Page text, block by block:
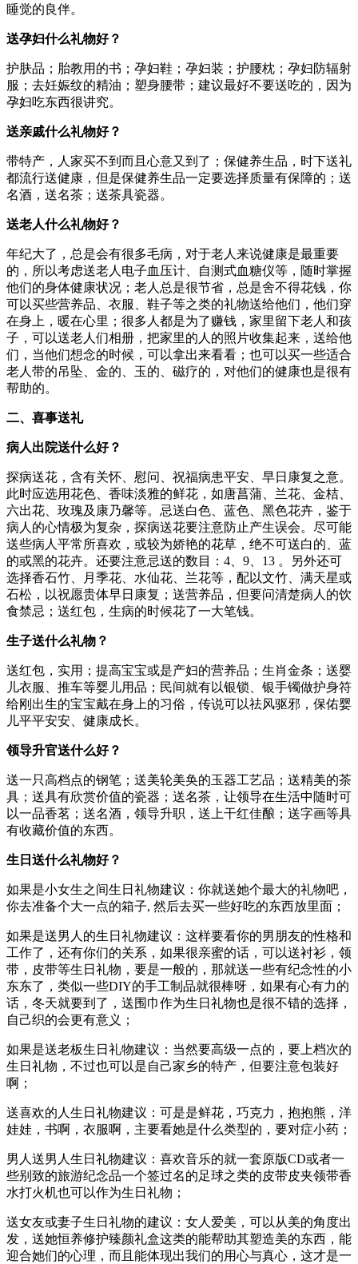
睡觉的良伴。
送孕妇什么礼物好？
护肤品；胎教用的书；孕妇鞋；孕妇装；护腰枕；孕妇防辐射
服；去妊娠纹的精油；塑身腰带；建议最好不要送吃的，因为
孕妇吃东西很讲究。
送亲戚什么礼物好？
带特产，人家买不到而且心意又到了；保健养生品，时下送礼
都流行送健康，但是保健养生品一定要选择质量有保障的；送
名酒，送名茶；送茶具瓷器。
送老人什么礼物好？
年纪大了，总是会有很多毛病，对于老人来说健康是最重要
的，所以考虑送老人电子血压计、自测式血糖仪等，随时掌握
他们的身体健康状况；老人总是很节省，总是舍不得花钱，你
可以买些营养品、衣服、鞋子等之类的礼物送给他们，他们穿
在身上，暖在心里；很多人都是为了赚钱，家里留下老人和孩
子，可以送老人们相册，把家里的人的照片收集起来，送给他
们，当他们想念的时候，可以拿出来看看；也可以买一些适合
老人带的吊坠、金的、玉的、磁疗的，对他们的健康也是很有
帮助的。
二、喜事送礼
病人出院送什么好？
探病送花，含有关怀、慰问、祝福病患平安、早日康复之意。
此时应选用花色、香味淡雅的鲜花，如唐菖蒲、兰花、金桔、
六出花、玫瑰及康乃馨等。忌送白色、蓝色、黑色花卉，鉴于
病人的心情极为复杂，探病送花要注意防止产生误会。尽可能
送些病人平常所喜欢，或较为娇艳的花草，绝不可送白的、蓝
的或黑的花卉。还要注意忌送的数目：4、9、13 。另外还可
选择香石竹、月季花、水仙花、兰花等，配以文竹、满天星或
石松，以祝愿贵体早日康复；送营养品，但要问清楚病人的饮
食禁忌；送红包，生病的时候花了一大笔钱。
生子送什么礼物？
送红包，实用；提高宝宝或是产妇的营养品；生肖金条；送婴
儿衣服、推车等婴儿用品；民间就有以银锁、银手镯做护身符
给刚出生的宝宝戴在身上的习俗，传说可以祛风驱邪，保佑婴
儿平平安安、健康成长。
领导升官送什么好？
送一只高档点的钢笔；送美轮美奂的玉器工艺品；送精美的茶
具；送具有欣赏价值的瓷器；送名茶，让领导在生活中随时可
以一品香茗；送名酒，领导升职，送上干红佳酿；送字画等具
有收藏价值的东西。
生日送什么礼物好？
如果是小女生之间生日礼物建议：你就送她个最大的礼物吧，
你去准备个大一点的箱子, 然后去买一些好吃的东西放里面；
如果是送男人的生日礼物建议：这样要看你的男朋友的性格和
工作了，还有你们的关系，如果很亲蜜的话，可以送衬衫，领
带，皮带等生日礼物，要是一般的，那就送一些有纪念性的小
东东了，类似一些DIY的手工制品就很棒呀，如果有心有力的
话，冬天就要到了，送围巾作为生日礼物也是很不错的选择，
自己织的会更有意义；
如果是送老板生日礼物建议：当然要高级一点的，要上档次的
生日礼物，不过也可以是自己家乡的特产，但要注意包装好
啊；
送喜欢的人生日礼物建议：可是是鲜花，巧克力，抱抱熊，洋
娃娃，书啊，衣服啊，主要看她是什么类型的，要对症小药；
男人送男人生日礼物建议：喜欢音乐的就一套原版CD或者一
些别致的旅游纪念品一个签过名的足球之类的皮带皮夹领带香
水打火机也可以作为生日礼物；
送女友或妻子生日礼物的建议：女人爱美，可以从美的角度出
发，送她恒养修护臻颜礼盒这类的能帮助其塑造美的东西，能
迎合她们的心理，而且能体现出我们的用心与真心，这才是一